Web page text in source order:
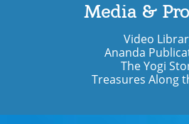
Media &
Video
Ananda
The Yogi
Treasures Along